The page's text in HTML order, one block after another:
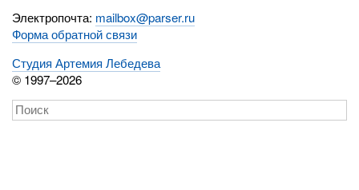
Электропочта: mailbox@parser.ru
Форма обратной связи
Студия Артемия Лебедева
© 1997–2026